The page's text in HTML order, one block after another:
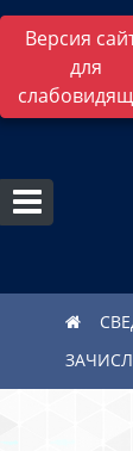
Версия
для